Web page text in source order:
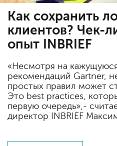
Как сохранить
клиентов? Чек-
опыт INBRIEF
«Несмотря на
рекомендаций Gartner,
простых правил может
Это best practices,
первую очередь»,-
директор INBRIEF